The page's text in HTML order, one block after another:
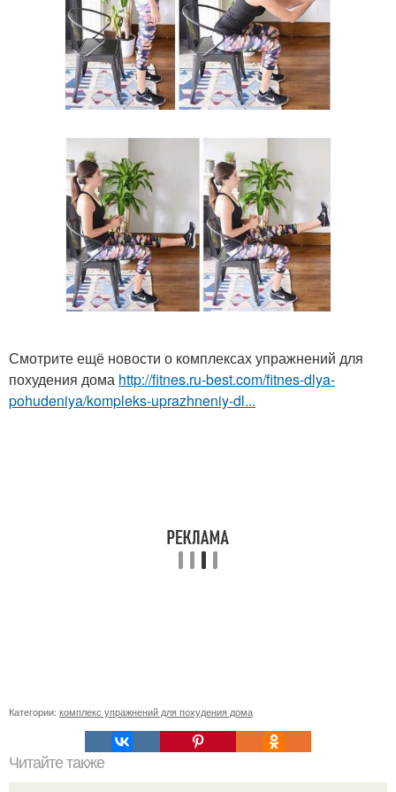
Смотрите ещё новости о комплексах упражнений для
похудения дома http://fitnes.ru-best.com/fitnes-dlya-
pohudeniya/kompleks-uprazhneniy-dl...
Категории: комплекс упражнений для похудения дома
Читайте также